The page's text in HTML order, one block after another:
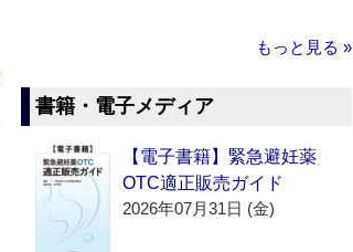
もっと見る »
書籍・電子メディア
【電子書籍】緊急避妊薬
OTC適正販売ガイド
2026年07月31日 (金)